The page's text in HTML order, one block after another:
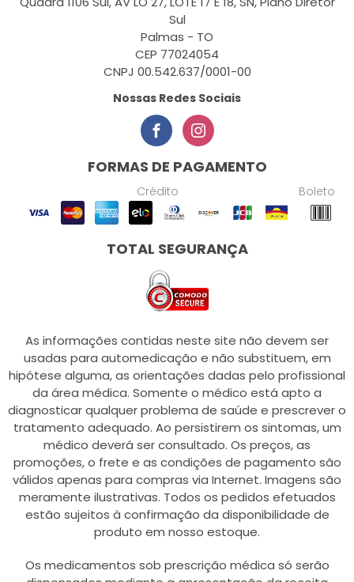
Sul
Palmas - TO
CEP 77024054
CNPJ 00.542.637/0001-00
Nossas Redes Sociais
FORMAS DE PAGAMENTO
Crédito Boleto
TOTAL SEGURANÇA
As informações contidas neste site não devem ser
usadas para automedicação e não substituem, em
hipótese alguma, as orientações dadas pelo profissional
da área médica. Somente o médico está apto a
diagnosticar qualquer problema de saúde e prescrever o
tratamento adequado. Ao persistirem os sintomas, um
médico deverá ser consultado. Os preços, as
promoções, o frete e as condições de pagamento são
válidos apenas para compras via Internet. Imagens são
meramente ilustrativas. Todos os pedidos efetuados
estão sujeitos à confirmação da disponibilidade de
produto em nosso estoque.
Os medicamentos sob prescrição médica só serão